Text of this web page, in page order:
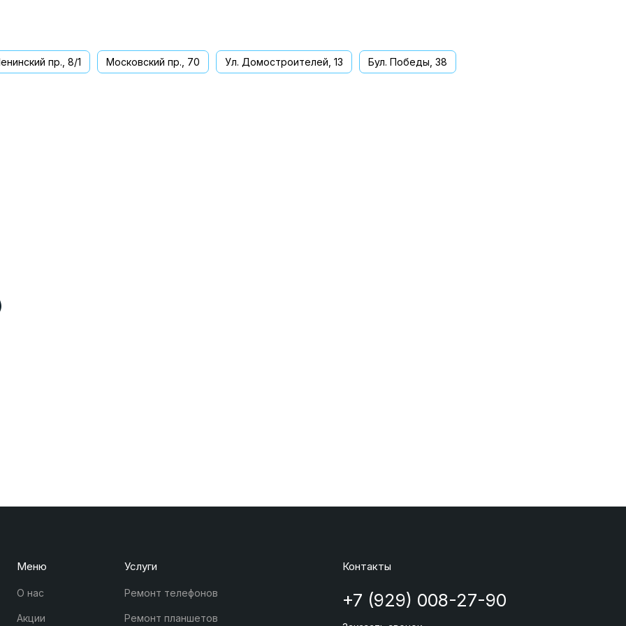
пр., 8/1 Московский пр., 70 Ул. Домостроителей, 13 Бул. Победы, 38
Меню
О нас
Акции
Услуги
Ремонт телефонов
Ремонт планшетов
Контакты
+7 (929) 008-27-90